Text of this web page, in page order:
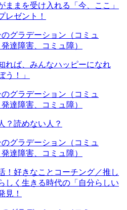
ままを受け入れる「今、ここ」
レゼント！
れば、みんなハッピーになれ
う！」
？読めない人？
！好きなことコーチング／推し
しく生きる時代の「自分らしい
見！